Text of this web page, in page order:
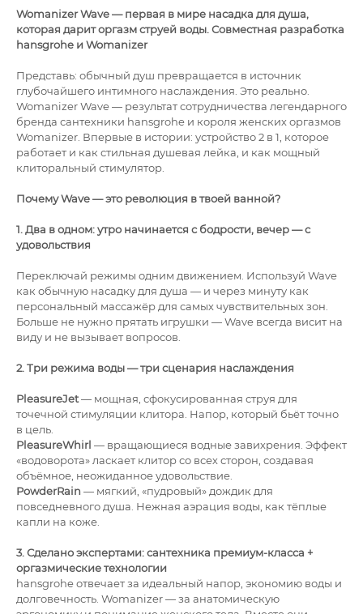
Womanizer Wave — первая в мире насадка для душа,
которая дарит оргазм струей воды. Совместная разработка
hansgrohe и Womanizer
Представь: обычный душ превращается в источник
глубочайшего интимного наслаждения. Это реально.
Womanizer Wave — результат сотрудничества легендарного
бренда сантехники hansgrohe и короля женских оргазмов
Womanizer. Впервые в истории: устройство 2 в 1, которое
работает и как стильная душевая лейка, и как мощный
клиторальный стимулятор.
Почему Wave — это революция в твоей ванной?
1. Два в одном: утро начинается с бодрости, вечер — с
удовольствия
Переключай режимы одним движением. Используй Wave
как обычную насадку для душа — и через минуту как
персональный массажёр для самых чувствительных зон.
Больше не нужно прятать игрушки — Wave всегда висит на
виду и не вызывает вопросов.
2. Три режима воды — три сценария наслаждения
PleasureJet— мощная, сфокусированная струя для
точечной стимуляции клитора. Напор, который бьёт точно
в цель.
PleasureWhirl — вращающиеся водные завихрения. Эффект
«водоворота» ласкает клитор со всех сторон, создавая
объёмное, неожиданное удовольствие.
PowderRain — мягкий, «пудровый» дождик для
повседневного душа. Нежная аэрация воды, как тёплые
капли на коже.
3. Сделано экспертами: сантехника премиум-класса +
оргазмические технологии
hansgrohe отвечает за идеальный напор, экономию воды и
долговечность. Womanizer — за анатомическую